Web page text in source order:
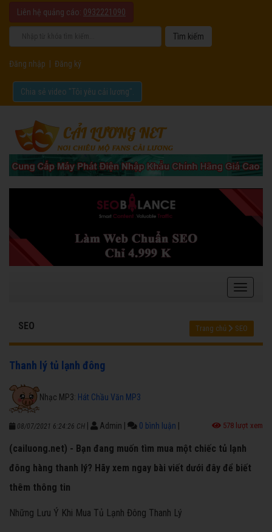
Liên hệ quảng cáo: 0932221090
Đăng nhập Đăng ký
Chia sẻ video "Tôi yêu cải lương".
SEO Trang chủ SEO
Thanh lý tủ lạnh đông
Nhạc MP3: Hát Chầu Văn MP3
08/07/2021 6:24:26 CH Admin 0 bình luận 578 lượt xem
(cailuong.net) - Bạn đang muốn tìm mua một chiếc tủ lạnh
đông hàng thanh lý? Hãy xem ngay bài viết dưới đây để biết
thêm thông tin
Những Lưu Ý Khi Mua Tủ Lạnh Đông Thanh Lý